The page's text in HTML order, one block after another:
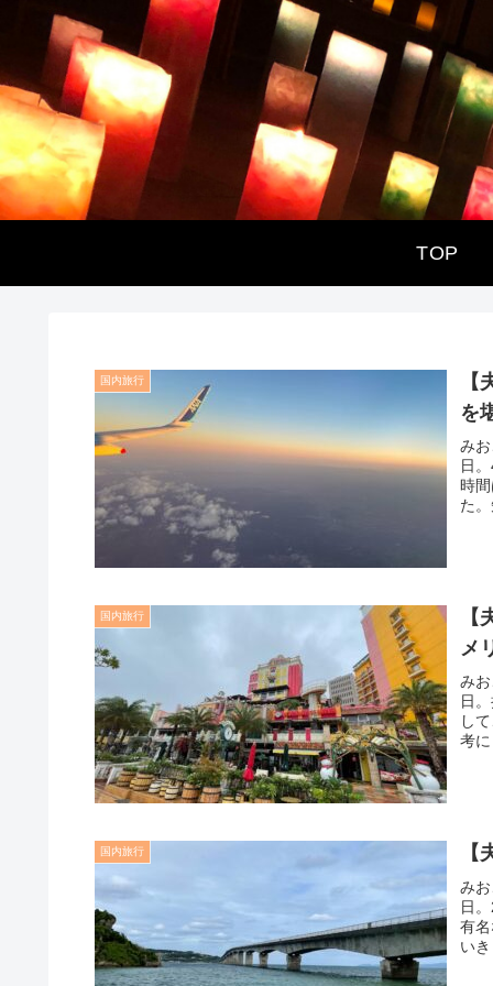
TOP
国内旅行
を
み
日
時
た
国内旅行
メ
み
日
し
考
国内旅行
み
日
有
い